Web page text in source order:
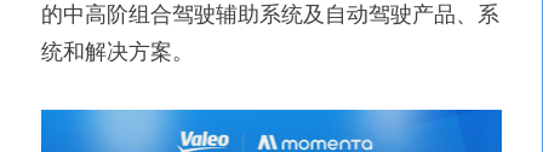
的中高阶组合驾驶辅助系统及自动驾驶产品、系
统和解决方案。